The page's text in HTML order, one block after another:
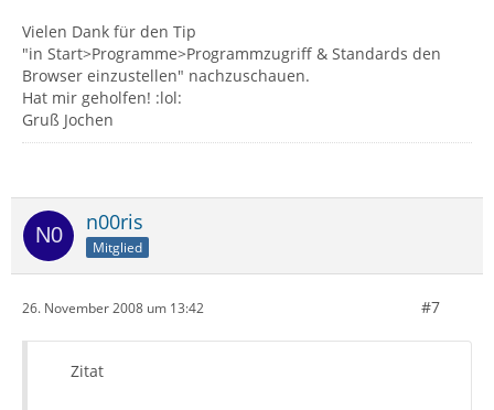
Vielen Dank für den Tip
"in Start>Programme>Programmzugriff & Standards den
Browser einzustellen" nachzuschauen.
Hat mir geholfen! :lol:
Gruß Jochen
n00ris
Mitglied
26. November 2008 um 13:42 #7
Zitat